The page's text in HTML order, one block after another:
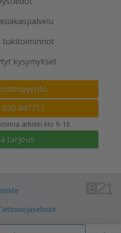
tukitoiminnot
kysymykset
447711
arkisin klo 9-16
tarjous